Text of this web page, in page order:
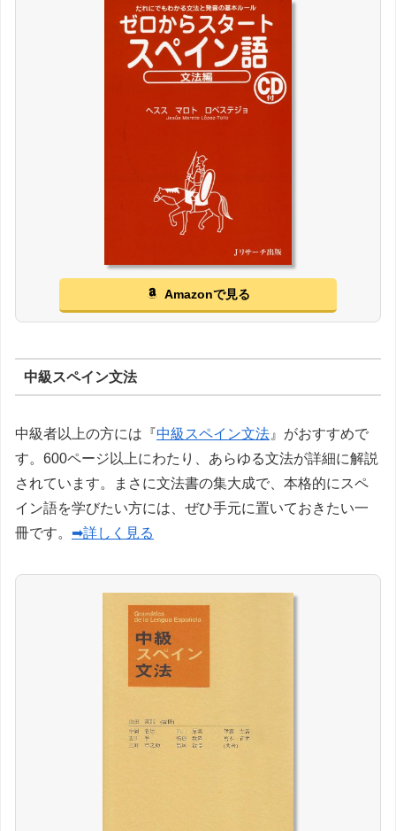
Amazonで見る
中級スペイン文法
中級者以上の方には『中級スペイン文法 』がおすすめで
す。600ページ以上にわたり、あらゆる文法が詳細に解説
されています。まさに文法書の集大成で、本格的にスペ
イン語を学びたい方には、ぜひ手元に置いておきたい一
冊です。 ➡詳しく見る